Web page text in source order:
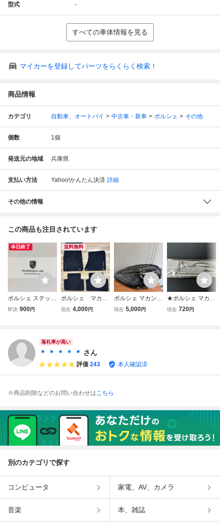
型式 -
すべての車体情報を見る
マイカーを登録してパーツをらくらく検索！
商品情報
カテゴリ 自動車、オートバイ 中古車・新車 ポルシェ その他
個数 1個
発送元の地域 兵庫県
支払い方法 Yahoo!かんたん決済 詳細
その他の情報
この商品も注目されています
本日終了
ポルシェ ステッカ
ー ★ リアウイン
スター ジャパン
即決 900円
送料無料
ポルシェ マカ
ン PORSCHE M
ル車用 RHD 新
品同様
現在 4,000円
ポルシェ マカン
純正 LED ヘッド
現在 5,000円
★ポルシェ マカン
リフレクター(純正
現在 720円
落札率が高い
＊ ＊ ＊ ＊ ＊ さん
評価 243 本人確認済
※商品削除などのお問い合わせはこちら
別のカテゴリで探す
コンピュータ 家電、AV、カメラ
音楽 本、雑誌